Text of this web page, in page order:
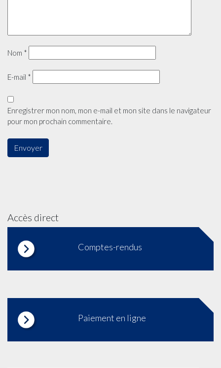
Nom *
E-mail *
Enregistrer mon nom, mon e-mail et mon site dans le navigateur
pour mon prochain commentaire.
Accès direct
Comptes-rendus
Paiement en ligne